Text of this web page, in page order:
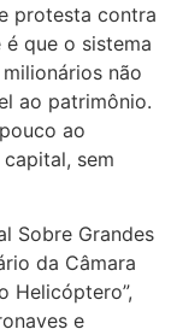
protesta contra
que o sistema
não
ao patrimônio.
ao
sem
Sobre Grandes
da Câmara
Helicóptero”,
e